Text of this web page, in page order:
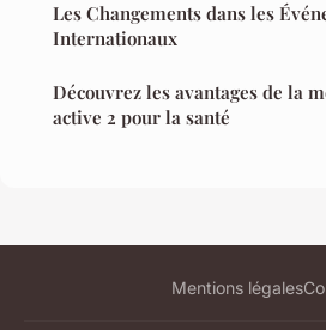
Les Changements dans les
Internationaux
Découvrez les avantages de la
active 2 pour la santé
Mentions légales